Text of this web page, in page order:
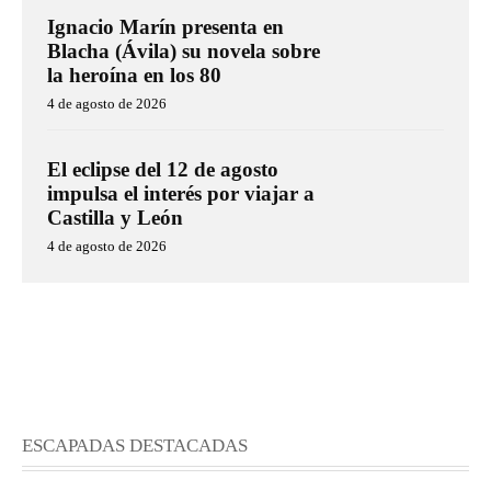
Ignacio Marín presenta en
Blacha (Ávila) su novela sobre
la heroína en los 80
4 de agosto de 2026
El eclipse del 12 de agosto
impulsa el interés por viajar a
Castilla y León
4 de agosto de 2026
ESCAPADAS DESTACADAS